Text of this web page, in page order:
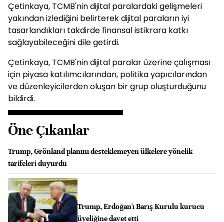
Çetinkaya, TCMB'nin dijital paralardaki gelişmeleri
yakından izlediğini belirterek dijital paraların iyi
tasarlandıkları takdirde finansal istikrara katkı
sağlayabileceğini dile getirdi.
Çetinkaya, TCMB'nin dijital paralar üzerine çalışması
için piyasa katılımcılarından, politika yapıcılarından
ve düzenleyicilerden oluşan bir grup oluşturduğunu
bildirdi.
Öne Çıkanlar
Trump, Grönland planını desteklemeyen ülkelere yönelik
tarifeleri duyurdu
Trump, Erdoğan'ı Barış Kurulu kurucu
üyeliğine davet etti